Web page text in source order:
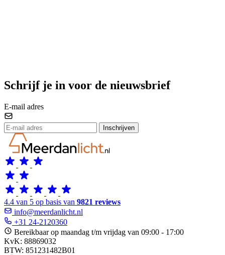
Schrijf je in voor de nieuwsbrief
E-mail adres
Inschrijven
4.4 van 5 op basis van 9821 reviews
info@meerdanlicht.nl
+31 24-2120360
Bereikbaar op maandag t/m vrijdag van 09:00 - 17:00
KvK: 88869032
BTW: 851231482B01